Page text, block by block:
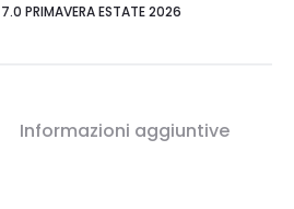
7.0 PRIMAVERA ESTATE 2026
Informazioni aggiuntive